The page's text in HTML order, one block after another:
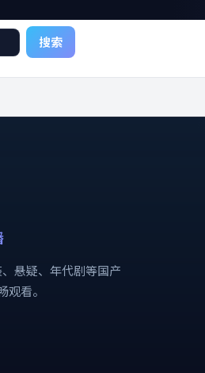
搜索
悬疑、年代剧等国产
看。